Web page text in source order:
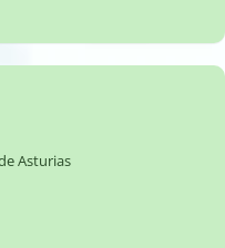
Asturias